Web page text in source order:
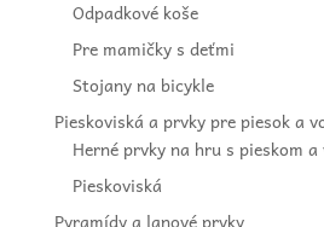
Odpadkové koše
Pre mamičky s deťmi
Stojany na bicykle
Pieskoviská a prvky pre piesok a
Herné prvky na hru s pieskom a
Pieskoviská
Pyramídy a lanové prvky